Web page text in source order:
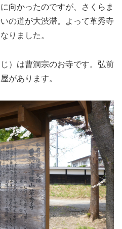
向かったのですが、さくらま
の道が大渋滞。よって革秀寺
りました。
）は曹洞宗のお寺です。弘前
があります。